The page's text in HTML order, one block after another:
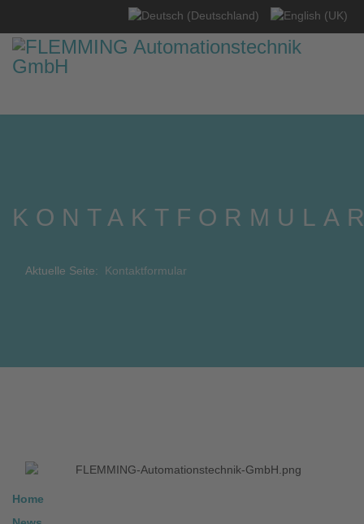
Sprache auswählen
Aktuelle Seite: Kontaktformular
Home